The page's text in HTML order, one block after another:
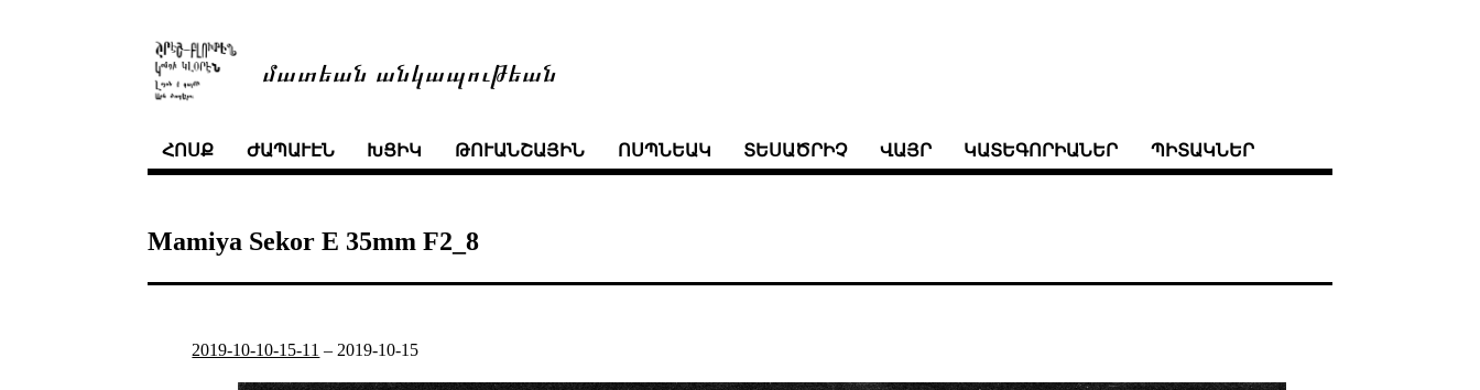
մատեան անկապութեան
ՀՈՍՔ ԺԱՊԱՒԷՆ ԽՑԻԿ ԹՈՒԱՆՇԱՅԻՆ ՈՍՊՆԵԱԿ ՏԵՍԱԾՐԻՉ ՎԱՅՐ ԿԱՏԵԳՈՐԻԱՆԵՐ ՊԻՏԱԿՆԵՐ
Mamiya Sekor E 35mm F2_8
2019-10-10-15-11 – 2019-10-15